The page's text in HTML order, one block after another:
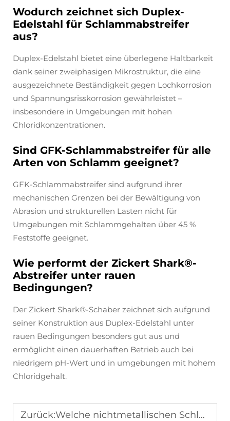
Wodurch zeichnet sich Duplex-
Edelstahl für Schlammabstreifer
aus?
Duplex-Edelstahl bietet eine überlegene Haltbarkeit
dank seiner zweiphasigen Mikrostruktur, die eine
ausgezeichnete Beständigkeit gegen Lochkorrosion
und Spannungsrisskorrosion gewährleistet –
insbesondere in Umgebungen mit hohen
Chloridkonzentrationen.
Sind GFK-Schlammabstreifer für alle
Arten von Schlamm geeignet?
GFK-Schlammabstreifer sind aufgrund ihrer
mechanischen Grenzen bei der Bewältigung von
Abrasion und strukturellen Lasten nicht für
Umgebungen mit Schlammgehalten über 45 %
Feststoffe geeignet.
Wie performt der Zickert Shark®-
Abstreifer unter rauen
Bedingungen?
Der Zickert Shark®-Schaber zeichnet sich aufgrund
seiner Konstruktion aus Duplex-Edelstahl unter
rauen Bedingungen besonders gut aus und
ermöglicht einen dauerhaften Betrieb auch bei
niedrigem pH-Wert und in umgebungen mit hohem
Chloridgehalt.
Zurück:Welche nichtmetallischen Schlammabstreifer senken den Energieverbrauch bei der Abwasserreinigung um 20 %?